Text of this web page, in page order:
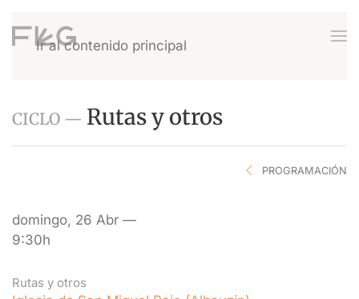
Ir al contenido principal
CICLO — Rutas y otros
PROGRAMACIÓN
domingo, 26 Abr —
9:30h
Rutas y otros